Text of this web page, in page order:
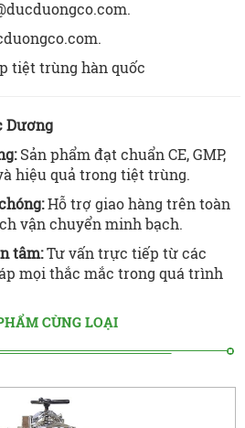
.
tiệt trùng hàn quốc
Dương
Sản phẩm đạt chuẩn CE, GMP,
hiệu quả trong tiệt trùng.
Hỗ trợ giao hàng trên toàn
vận chuyển minh bạch.
tâm:Tư vấn trực tiếp từ các
mọi thắc mắc trong quá trình
CÙNG LOẠI